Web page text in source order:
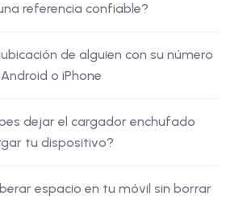
referencia confiable?
de alguien con su número
o iPhone
dejar el cargador enchufado
tu dispositivo?
espacio en tu móvil sin borrar